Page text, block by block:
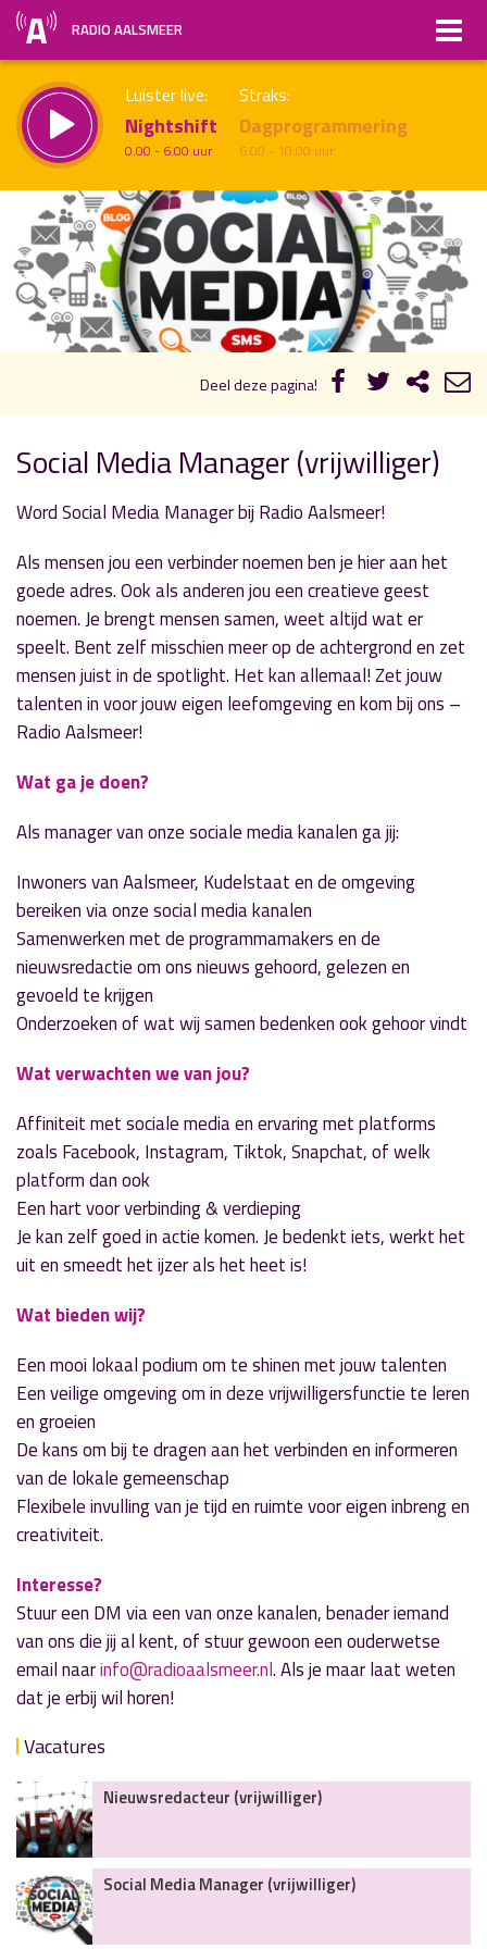
RADIO AALSMEER
Luister live:
Nightshift
0.00 - 6.00 uur
Straks:
Dagprogrammering
6.00 - 10.00 uur
Vorig uur uur 1 van x Volgend uur
Inklappen
Deel deze pagina!
Social Media Manager (vrijwilliger)
Word Social Media Manager bij Radio Aalsmeer!
Als mensen jou een verbinder noemen ben je hier aan het
goede adres. Ook als anderen jou een creatieve geest
noemen. Je brengt mensen samen, weet altijd wat er
speelt. Bent zelf misschien meer op de achtergrond en zet
mensen juist in de spotlight. Het kan allemaal! Zet jouw
talenten in voor jouw eigen leefomgeving en kom bij ons –
Radio Aalsmeer!
Wat ga je doen?
Als manager van onze sociale media kanalen ga jij:
Inwoners van Aalsmeer, Kudelstaat en de omgeving
bereiken via onze social media kanalen
Samenwerken met de programmamakers en de
nieuwsredactie om ons nieuws gehoord, gelezen en
gevoeld te krijgen
Onderzoeken of wat wij samen bedenken ook gehoor vindt
Wat verwachten we van jou?
Affiniteit met sociale media en ervaring met platforms
zoals Facebook, Instagram, Tiktok, Snapchat, of welk
platform dan ook
Een hart voor verbinding & verdieping
Je kan zelf goed in actie komen. Je bedenkt iets, werkt het
uit en smeedt het ijzer als het heet is!
Wat bieden wij?
Een mooi lokaal podium om te shinen met jouw talenten
Een veilige omgeving om in deze vrijwilligersfunctie te leren
en groeien
De kans om bij te dragen aan het verbinden en informeren
van de lokale gemeenschap
Flexibele invulling van je tijd en ruimte voor eigen inbreng en
creativiteit.
Interesse?
Stuur een DM via een van onze kanalen, benader iemand
van ons die jij al kent, of stuur gewoon een ouderwetse
email naarinfo@radioaalsmeer.nl. Als je maar laat weten
dat je erbij wil horen!
Vacatures
Nieuwsredacteur (vrijwilliger)
Social Media Manager (vrijwilliger)